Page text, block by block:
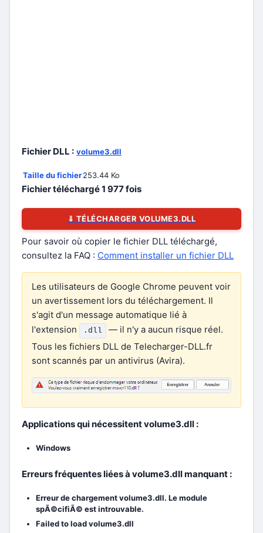
Fichier DLL : volume3.dll
Taille du fichier253.44 Ko
Fichier téléchargé1 977fois
⇓ TÉLÉCHARGER VOLUME3.DLL
Pour savoir où copier le fichier DLL téléchargé,
consultez la FAQ : Comment installer un fichier DLL
Les utilisateurs de Google Chrome peuvent voir
un avertissement lors du téléchargement. Il
s'agit d'un message automatique lié à
l'extension
.dll
— il n'y a aucun risque réel.
Tous les fichiers DLL de Telecharger-DLL.fr
sont scannés par un antivirus (Avira).
Applications qui nécessitent volume3.dll :
Windows
Erreurs fréquentes liées à volume3.dll manquant :
Erreur de chargement volume3.dll. Le module
spÃ©cifiÃ© est introuvable.
Failed to load volume3.dll